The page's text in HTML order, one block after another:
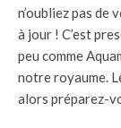
n’oubliez pas de
à jour ! C’est
peu comme
notre royaume.
alors préparez-